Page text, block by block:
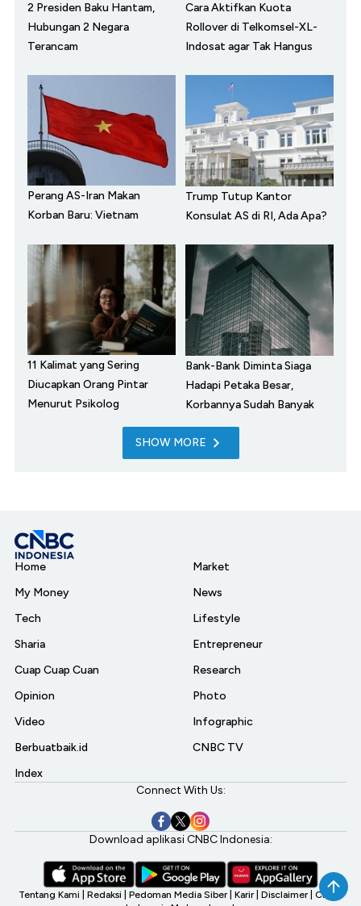
2 Presiden Baku Hantam,
Hubungan 2 Negara
Terancam
Cara Aktifkan Kuota
Rollover di Telkomsel-XL-
Indosat agar Tak Hangus
Perang AS-Iran Makan
Korban Baru: Vietnam
Trump Tutup Kantor
Konsulat AS di RI, Ada Apa?
11 Kalimat yang Sering
Diucapkan Orang Pintar
Menurut Psikolog
Bank-Bank Diminta Siaga
Hadapi Petaka Besar,
Korbannya Sudah Banyak
SHOW MORE
Home
My Money
Tech
Sharia
Cuap Cuap Cuan
Opinion
Video
Berbuatbaik.id
Index
Market
News
Lifestyle
Entrepreneur
Research
Photo
Infographic
CNBC TV
Connect With Us:
Download aplikasi CNBC Indonesia:
Tentang Kami Redaksi Pedoman Media Siber Karir Disclaimer CNBC